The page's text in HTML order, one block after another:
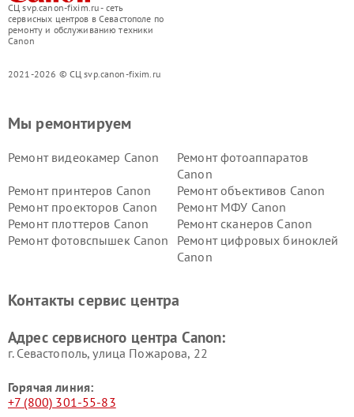
СЦ svp.canon-fixim.ru - сеть
сервисных центров в Севастополе по
ремонту и обслуживанию техники
Canon
2021-2026 © СЦ svp.canon-fixim.ru
Мы ремонтируем
Ремонт видеокамер Canon
Ремонт фотоаппаратов
Canon
Ремонт принтеров Canon
Ремонт объективов Canon
Ремонт проекторов Canon
Ремонт МФУ Canon
Ремонт плоттеров Canon
Ремонт сканеров Canon
Ремонт фотовспышек Canon
Ремонт цифровых биноклей
Canon
Контакты сервис центра
Адрес сервисного центра Canon:
г. Севастополь, улица Пожарова, 22
Горячая линия:
+7 (800) 301-55-83